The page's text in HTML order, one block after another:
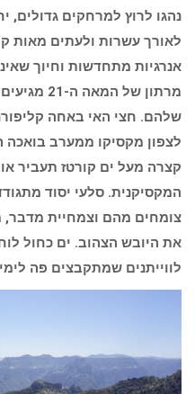
נהגו לרוץ למרחקים גדולים,
לאורך עשרות ולעתים מאות
אנרגיות מתחדשות וחיוך
מרתון של
שלהם. חצי האי באחה
לצפון מקסיקו ממערב בואכה
קצרה מעל ים קורטז תעביר
המקסיקנית. סלעי יסוד
צומחים מהם וצמחיית מדבר,
את היובש הצהוב. ים כחול
לווייתנים שמתקבצים פה